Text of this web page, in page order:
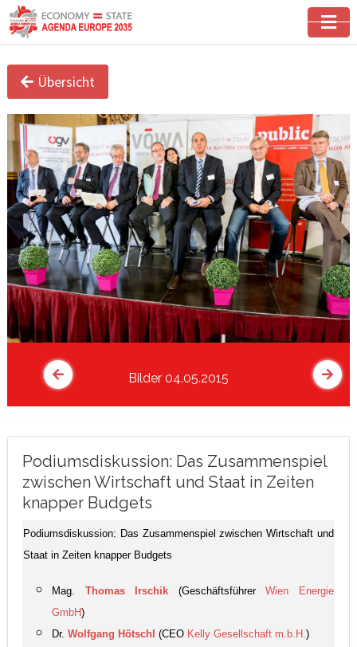
Übersicht
Bilder 04.05.2015
Podiumsdiskussion: Das Zusammenspiel
zwischen Wirtschaft und Staat in Zeiten
knapper Budgets
Podiumsdiskussion: Das Zusammenspiel zwischen Wirtschaft und
Staat in Zeiten knapper Budgets
Mag. Thomas Irschik (GeschäftsführerWien Energie
GmbH)
Dr. Wolfgang Hötschl (CEO Kelly Gesellschaft m.b.H. )